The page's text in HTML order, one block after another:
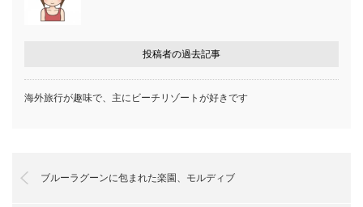
投稿者の過去記事
海外旅行が趣味で、主にビーチリゾートが好きです
ブルーラグーンに包まれた楽園、モルディブ